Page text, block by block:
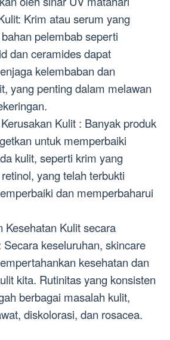
Krim atau serum yang
pelembab seperti
dan ceramides dapat
kelembaban dan
yang penting dalam melawan
Kulit : Banyak produk
untuk memperbaiki
kulit, seperti krim yang
yang telah terbukti
dan memperbaharui
Kesehatan Kulit secara
Secara keseluruhan, skincare
kesehatan dan
kita. Rutinitas yang konsisten
berbagai masalah kulit,
diskolorasi, dan rosacea.